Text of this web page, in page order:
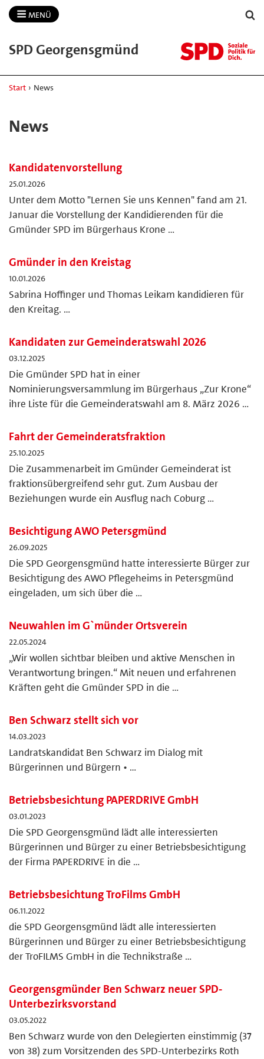
MENÜ
SPD Georgensgmünd
Start › News
News
Kandidatenvorstellung
25.01.2026
Unter dem Motto "Lernen Sie uns Kennen" fand am 21.
Januar die Vorstellung der Kandidierenden für die
Gmünder SPD im Bürgerhaus Krone …
Gmünder in den Kreistag
10.01.2026
Sabrina Hoffinger und Thomas Leikam kandidieren für
den Kreitag. …
Kandidaten zur Gemeinderatswahl 2026
03.12.2025
Die Gmünder SPD hat in einer
Nominierungsversammlung im Bürgerhaus „Zur Krone“
ihre Liste für die Gemeinderatswahl am 8. März 2026 …
Fahrt der Gemeinderatsfraktion
25.10.2025
Die Zusammenarbeit im Gmünder Gemeinderat ist
fraktionsübergreifend sehr gut. Zum Ausbau der
Beziehungen wurde ein Ausflug nach Coburg …
Besichtigung AWO Petersgmünd
26.09.2025
Die SPD Georgensgmünd hatte interessierte Bürger zur
Besichtigung des AWO Pflegeheims in Petersgmünd
eingeladen, um sich über die …
Neuwahlen im G`münder Ortsverein
22.05.2024
„Wir wollen sichtbar bleiben und aktive Menschen in
Verantwortung bringen.“ Mit neuen und erfahrenen
Kräften geht die Gmünder SPD in die …
Ben Schwarz stellt sich vor
14.03.2023
Landratskandidat Ben Schwarz im Dialog mit
Bürgerinnen und Bürgern • …
Betriebsbesichtung PAPERDRIVE GmbH
03.01.2023
Die SPD Georgensgmünd lädt alle interessierten
Bürgerinnen und Bürger zu einer Betriebsbesichtigung
der Firma PAPERDRIVE in die …
Betriebsbesichtung TroFilms GmbH
06.11.2022
die SPD Georgensgmünd lädt alle interessierten
Bürgerinnen und Bürger zu einer Betriebsbesichtigung
der TroFILMS GmbH in die Technikstraße …
Georgensgmünder Ben Schwarz neuer SPD-
Unterbezirksvorstand
03.05.2022
Ben Schwarz wurde von den Delegierten einstimmig (37
von 38) zum Vorsitzenden des SPD-Unterbezirks Roth